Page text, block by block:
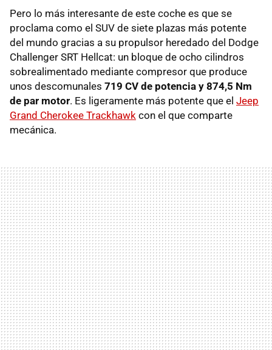
Pero lo más interesante de este coche es que se
proclama como el SUV de siete plazas más potente
del mundo gracias a su propulsor heredado del Dodge
Challenger SRT Hellcat: un bloque de ocho cilindros
sobrealimentado mediante compresor que produce
unos descomunales 719 CV de potencia y 874,5 Nm
de par motor. Es ligeramente más potente que el Jeep
Grand Cherokee Trackhawk con el que comparte
mecánica.